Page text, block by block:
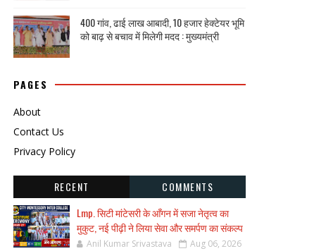
400 गांव, ढाई लाख आबादी, 10 हजार हेक्टेयर भूमि
को बाढ़ से बचाव में मिलेगी मदद : मुख्यमंत्री
PAGES
About
Contact Us
Privacy Policy
RECENT
COMMENTS
Lmp. सिटी मांटेसरी के आँगन में सजा नेतृत्व का
मुकुट, नई पीढ़ी ने लिया सेवा और समर्पण का संकल्प
Anil Kumar Srivastava Aug 06, 2026